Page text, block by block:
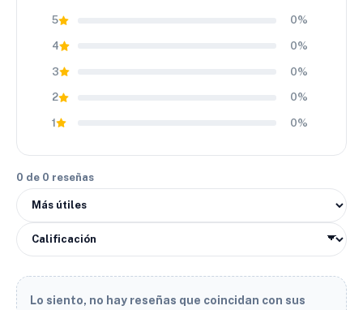
5 0%
4 0%
3 0%
2 0%
1 0%
0 de 0 reseñas
Lo siento, no hay reseñas que coincidan con sus